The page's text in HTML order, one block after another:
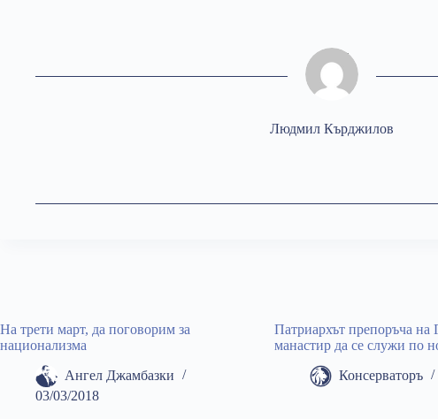
Людмил Кърджилов
На трети март, да поговорим за
национализма
Ангел Джамбазки
03/03/2018
Патриархът препоръча на
манастир да се служи по
Консерваторъ